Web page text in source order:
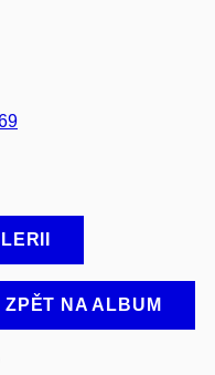
ZPĚT NA ALBUM